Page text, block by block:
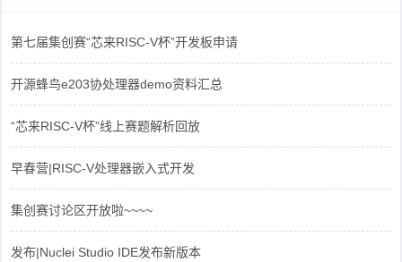
第七届集创赛“芯来RISC-V杯”开发板申请
开源蜂鸟e203协处理器demo资料汇总
“芯来RISC-V杯”线上赛题解析回放
早春营|RISC-V处理器嵌入式开发
集创赛讨论区开放啦~~~~
发布|Nuclei Studio IDE发布新版本